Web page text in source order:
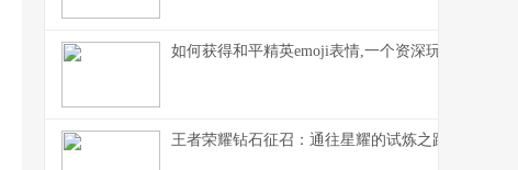
如何获得和平精英emoji表情,一个资深玩家的心得
王者荣耀钻石征召：通往星耀的试炼之路